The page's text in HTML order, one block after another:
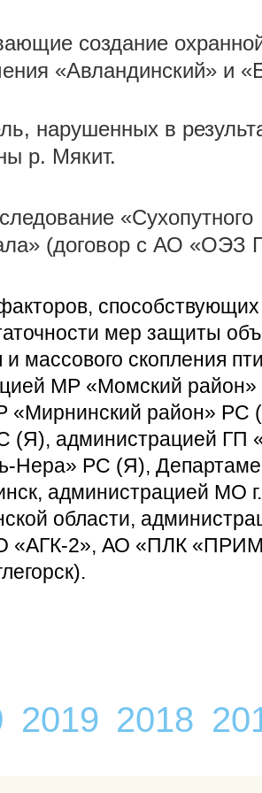
создание
«Авландинский» и
нарушенных в
р. Мякит.
«Сухопутного
(договор с АО «ОЭЗ
мер защиты
массового скопления
МР «Момский
«Мирнинский район» РС
(Я), администрацией ГП
РС (Я),
администрацией МО
области,
«АГК-2», АО «ПЛК
2019 2018